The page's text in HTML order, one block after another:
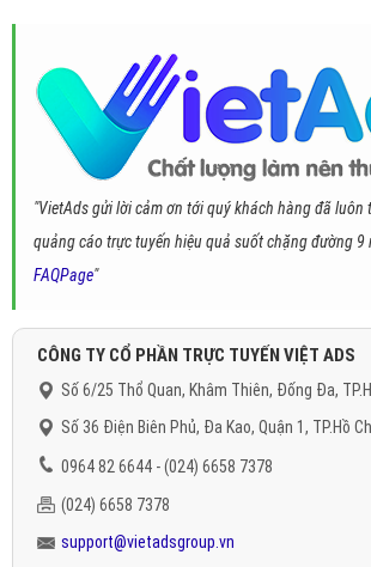
"VietAds gửi lời cảm ơn tới quý khách hàng đã luôn
quảng cáo trực tuyến hiệu quả suốt chặng đường 9
FAQPage"
CÔNG TY CỔ PHẦN TRỰC TUYẾN VIỆT ADS
Số 6/25 Thổ Quan, Khâm Thiên, Đống Đa,
Số 36 Điện Biên Phủ, Đa Kao, Quận 1, TP.Hồ
0964 82 6644 - (024) 6658 7378
(024) 6658 7378
support@vietadsgroup.vn